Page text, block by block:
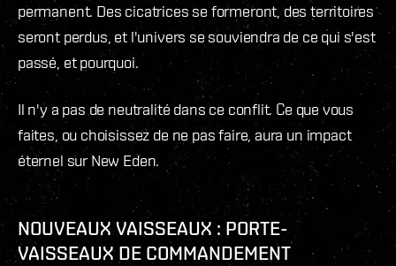
permanent. Des cicatrices se formeront, des territoires
seront perdus, et l'univers se souviendra de ce qui s'est
passé, et pourquoi.
Il n'y a pas de neutralité dans ce conflit. Ce que vous
faites, ou choisissez de ne pas faire, aura un impact
éternel sur New Eden.
NOUVEAUX VAISSEAUX : PORTE-
VAISSEAUX DE COMMANDEMENT